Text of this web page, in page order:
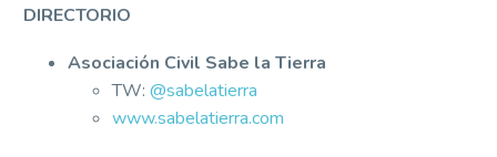
DIRECTORIO
Asociación Civil Sabe la Tierra
TW: @sabelatierra
www.sabelatierra.com